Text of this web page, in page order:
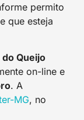
permito
que esteja
Queijo
on-line e
. A
MG, no